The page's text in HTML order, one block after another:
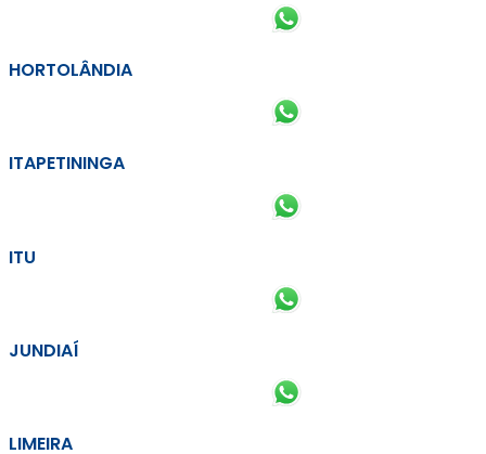
HORTOLÂNDIA
ITAPETININGA
ITU
JUNDIAÍ
LIMEIRA